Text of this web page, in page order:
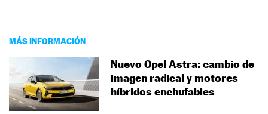
MÁS INFORMACIÓN
Nuevo Opel Astra: cambio de
imagen radical y motores
híbridos enchufables